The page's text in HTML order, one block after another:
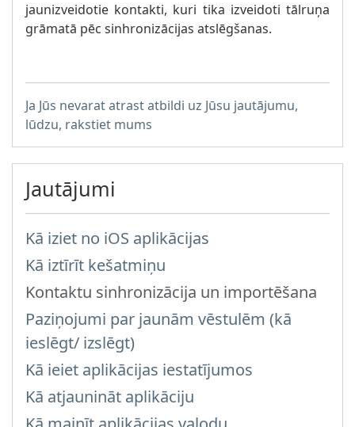
jaunizveidotie kontakti, kuri tika izveidoti tālruņa
grāmatā pēc sinhronizācijas atslēgšanas.
Ja Jūs nevarat atrast atbildi uz Jūsu jautājumu,
lūdzu, rakstiet mums
Jautājumi
Kā iziet no iOS aplikācijas
Kā iztīrīt kešatmiņu
Kontaktu sinhronizācija un importēšana
Paziņojumi par jaunām vēstulēm (kā
ieslēgt/ izslēgt)
Kā ieiet aplikācijas iestatījumos
Kā atjaunināt aplikāciju